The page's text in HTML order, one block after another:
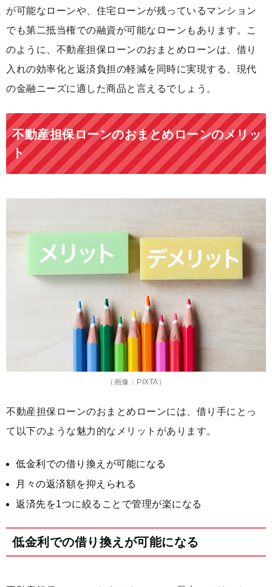
が可能なローンや、住宅ローンが残っているマンション
でも第二抵当権での融資が可能なローンもあります。こ
のように、不動産担保ローンのおまとめローンは、借り
入れの効率化と返済負担の軽減を同時に実現する、現代
の金融ニーズに適した商品と言えるでしょう。
不動産担保ローンのおまとめローンのメリッ
ト
（画像：PIXTA）
不動産担保ローンのおまとめローンには、借り手にとっ
て以下のような魅力的なメリットがあります。
低金利での借り換えが可能になる
月々の返済額を抑えられる
返済先を1つに絞ることで管理が楽になる
低金利での借り換えが可能になる